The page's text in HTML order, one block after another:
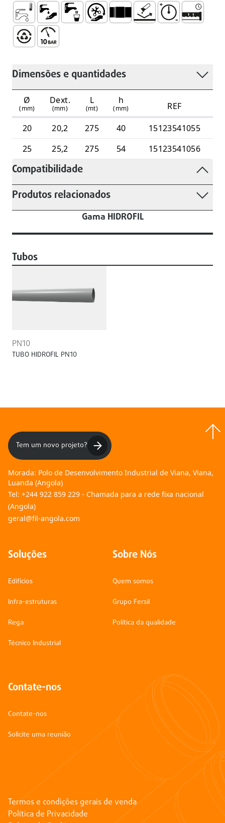
AFS – Águas Frias Sanitárias
Abastecimento de Água
Dimensões e quantidades
Ø
(mm)
Dext.
(mm)
L
(mt)
h
(mm)
REF
20
20,2 275 40
15123541055
25
25,2 275 54 15123541056
Compatibilidade
Produtos relacionados
Gama HIDROFIL
Tubos
PN10
TUBO HIDROFIL PN10
Tem um novo projeto?
Morada: Polo de Desenvolvimento Industrial de Viana, Viana,
Luanda (Angola)
Tel: +244 922 859 229 - Chamada para a rede fixa nacional
(Angola)
geral@fil-angola.com
Soluções
Edifícios
Infra-estruturas
Rega
Técnico Industrial
Sobre Nós
Quem somos
Grupo Fersil
Política da qualidade
Contate-nos
Contate-nos
Solicite uma reunião
Termos e condições gerais de venda
Política de Privacidade